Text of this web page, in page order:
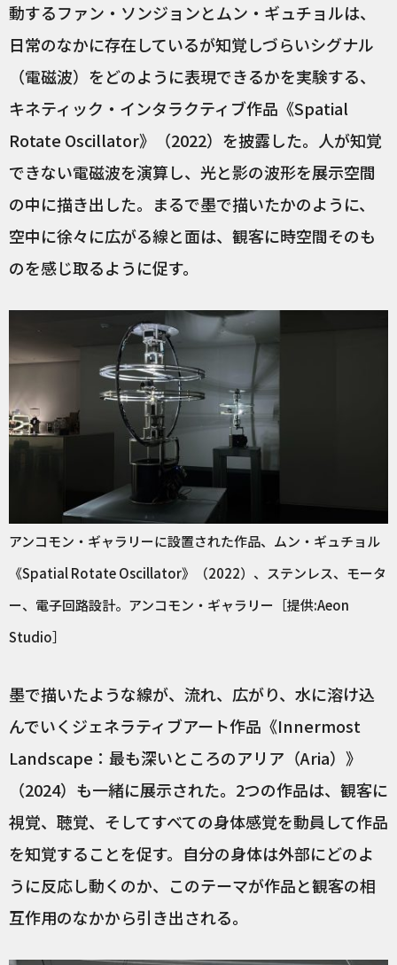
動するファン・ソンジョンとムン・ギュチョルは、
日常のなかに存在しているが知覚しづらいシグナル
（電磁波）をどのように表現できるかを実験する、
キネティック・インタラクティブ作品《Spatial
Rotate Oscillator》（2022）を披露した。人が知覚
できない電磁波を演算し、光と影の波形を展示空間
の中に描き出した。まるで墨で描いたかのように、
空中に徐々に広がる線と面は、観客に時空間そのも
のを感じ取るように促す。
アンコモン・ギャラリーに設置された作品、ムン・ギュチョル
《Spatial Rotate Oscillator》（2022）、ステンレス、モータ
ー、電子回路設計。アンコモン・ギャラリー［提供:Aeon
Studio］
墨で描いたような線が、流れ、広がり、水に溶け込
んでいくジェネラティブアート作品《Innermost
Landscape：最も深いところのアリア（Aria）》
（2024）も一緒に展示された。2つの作品は、観客に
視覚、聴覚、そしてすべての身体感覚を動員して作品
を知覚することを促す。自分の身体は外部にどのよ
うに反応し動くのか、このテーマが作品と観客の相
互作用のなかから引き出される。